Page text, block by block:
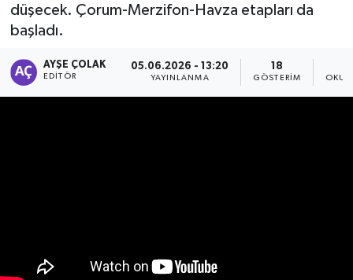
düşecek. Çorum-Merzifon-Havza etapları da
başladı.
AYŞE ÇOLAK
EDITÖR
05.06.2026 - 13:20
YAYINLANMA
18
GÖSTERIM
Sağlık
Yemek
Manşet Haberi
Son Dakika Haberleri
Haber Arşivi